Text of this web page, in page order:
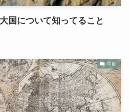
国について知ってること
中世